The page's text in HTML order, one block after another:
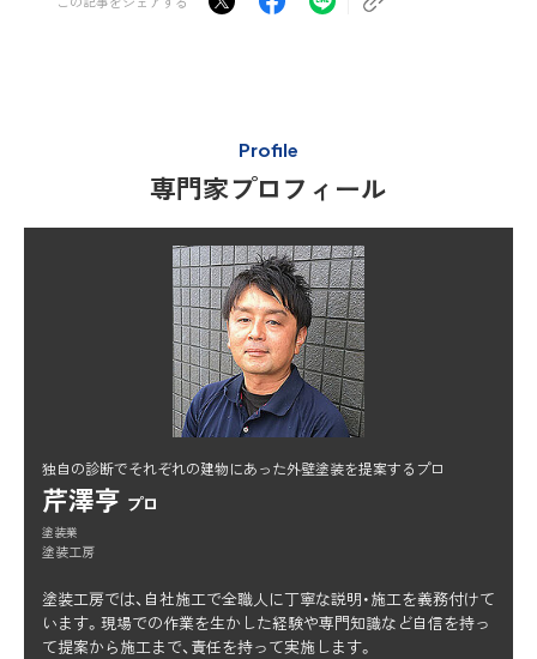
Profile
専門家プロフィール
独自の診断でそれぞれの建物にあった外壁塗装を提案するプロ
芹澤亨 プロ
塗装業
塗装工房
塗装工房では、自社施工で全職人に丁寧な説明・施工を義務付けて
います。現場での作業を生かした経験や専門知識など自信を持っ
て提案から施工まで、責任を持って実施します。